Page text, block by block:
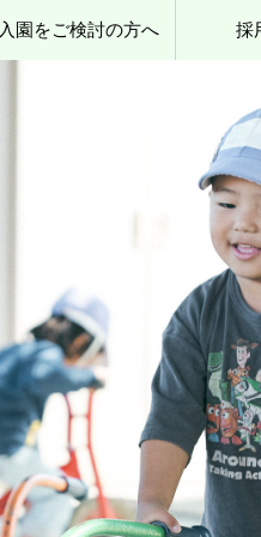
入園をご検討の方へ 採